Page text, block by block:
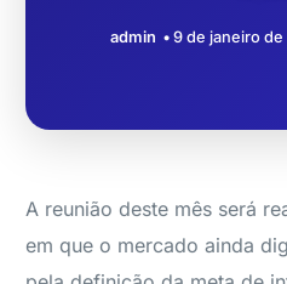
admin 9 de janeiro de
A reunião deste mês será
em que o mercado ainda